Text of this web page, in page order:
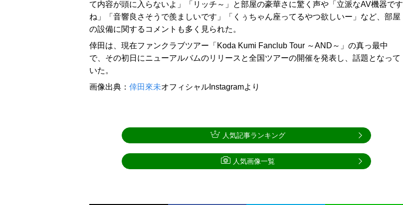
て内容が頭に入らないよ」「リッチ～」と部屋の豪華さに驚く声や「立派なAV機器です
ね」「音響良さそうで羨ましいです」「くぅちゃん座ってるやつ欲しいー」など、部屋
の設備に関するコメントも多く見られた。
倖田は、現在ファンクラブツアー「Koda Kumi Fanclub Tour ～AND～」の真っ最中
で、その初日にニューアルバムのリリースと全国ツアーの開催を発表し、話題となって
いた。
画像出典： 倖田來未オフィシャルInstagramより
人気記事ランキング
人気画像一覧